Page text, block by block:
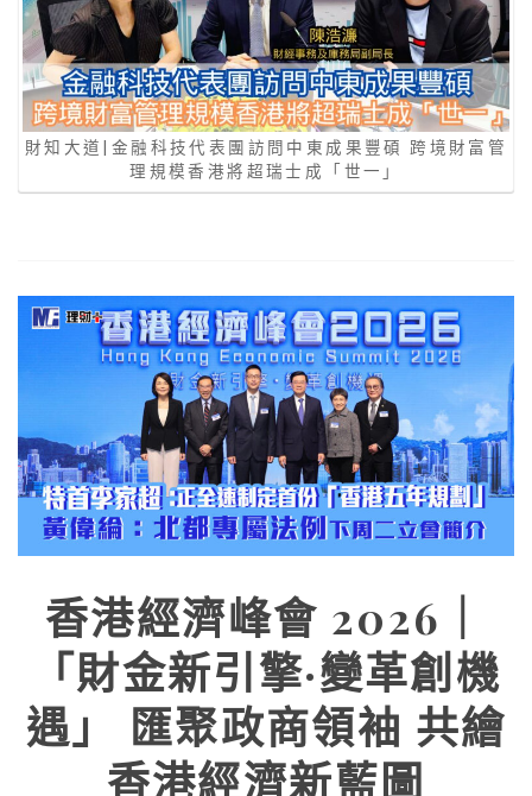
財知大道|金融科技代表團訪問中東成果豐碩 跨境財富管
理規模香港將超瑞士成「世一」
香港經濟峰會 2026｜
「財金新引擎·變革創機
遇」 匯聚政商領袖 共繪
香港經濟新藍圖